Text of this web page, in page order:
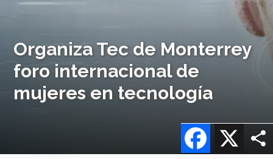
Organiza Tec de Monterrey
foro internacional de
mujeres en tecnología
X
Facebook